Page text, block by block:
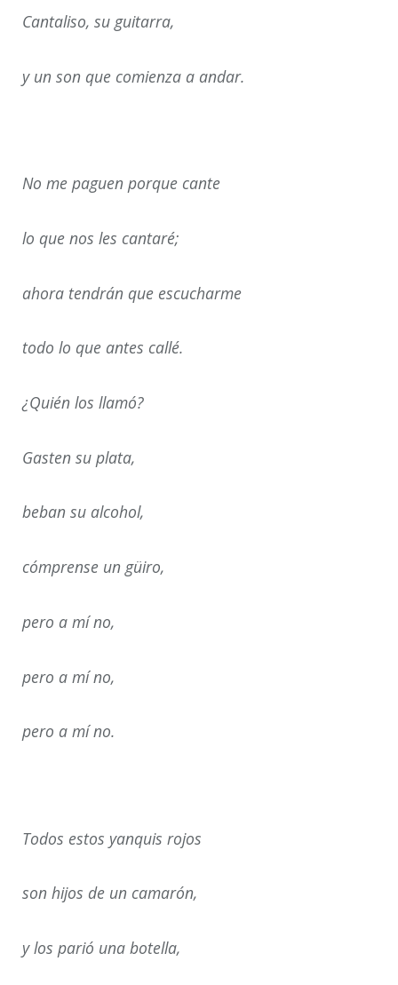
Cantaliso, su guitarra,
y un son que comienza a andar.
No me paguen porque cante
lo que nos les cantaré;
ahora tendrán que escucharme
todo lo que antes callé.
¿Quién los llamó?
Gasten su plata,
beban su alcohol,
cómprense un güiro,
pero a mí no,
pero a mí no,
pero a mí no.
Todos estos yanquis rojos
son hijos de un camarón,
y los parió una botella,